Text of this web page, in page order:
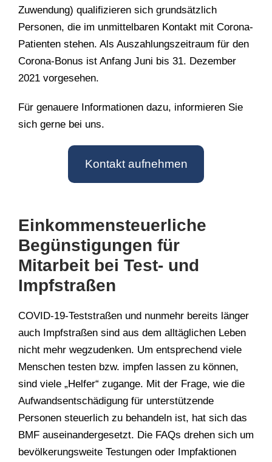
Zuwendung) qualifizieren sich grundsätzlich
Personen, die im unmittelbaren Kontakt mit Corona-
Patienten stehen. Als Auszahlungszeitraum für den
Corona-Bonus ist Anfang Juni bis 31. Dezember
2021 vorgesehen.
Für genauere Informationen dazu, informieren Sie
sich gerne bei uns.
Kontakt aufnehmen
Einkommensteuerliche
Begünstigungen für
Mitarbeit bei Test- und
Impfstraßen
COVID-19-Teststraßen und nunmehr bereits länger
auch Impfstraßen sind aus dem alltäglichen Leben
nicht mehr wegzudenken. Um entsprechend viele
Menschen testen bzw. impfen lassen zu können,
sind viele „Helfer“ zugange. Mit der Frage, wie die
Aufwandsentschädigung für unterstützende
Personen steuerlich zu behandeln ist, hat sich das
BMF auseinandergesetzt. Die FAQs drehen sich um
bevölkerungsweite Testungen oder Impfaktionen